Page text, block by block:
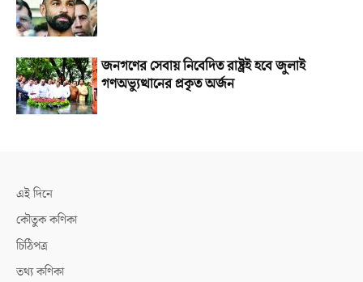
জনগণের সেবায় নিবেদিত রাষ্ট্রই হবে জুলাই
গণঅভ্যুত্থানের প্রকৃত অর্জন
এই দিনে
কৌতুক কণিকা
চিঠিপত্র
তথ্য কণিকা